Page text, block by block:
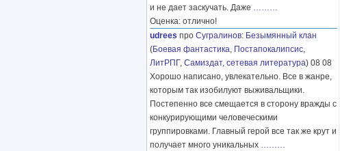
и не дает заскучать. Даже ………
Оценка: отлично!
udrees про Сугралинов: Безымянный клан
(Боевая фантастика, Постапокалипсис,
ЛитРПГ, Самиздат, сетевая литература) 08 08
Хорошо написано, увлекательно. Все в жанре,
которым так изобилуют выживальщики.
Постепенно все смещается в сторону вражды с
конкурирующими человеческими
группировками. Главный герой все так же крут и
получает много уникальных ………